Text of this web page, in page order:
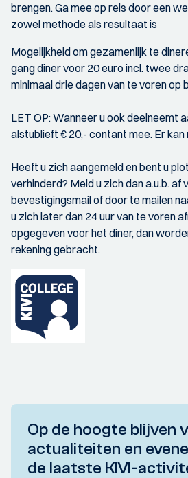
brengen. Ga mee op reis door een
zowel methode als resultaat is
Mogelijkheid om gezamenlijk te
gang diner voor 20 euro incl. twee
minimaal drie dagen van te voren op
LET OP: Wanneer u ook deelneemt
alstublieft € 20,- contant mee. Er
Heeft u zich aangemeld en bent u
verhinderd? Meld u zich dan a.u.b. af
bevestigingsmail of door te mailen
u zich later dan 24 uur van te voren
opgegeven voor het diner, dan
rekening gebracht.
Op de hoogte blijven
actualiteiten en
de laatste KIVI-